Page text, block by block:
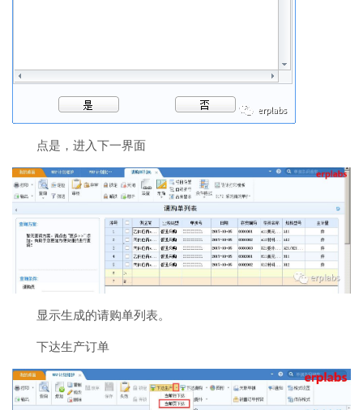
点是，进入下一界面
显示生成的请购单列表。
下达生产订单